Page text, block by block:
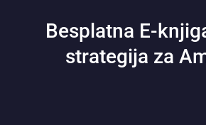
Besplatna E-
strategija za